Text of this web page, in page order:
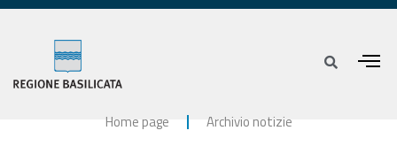
Home page Archivio notizie